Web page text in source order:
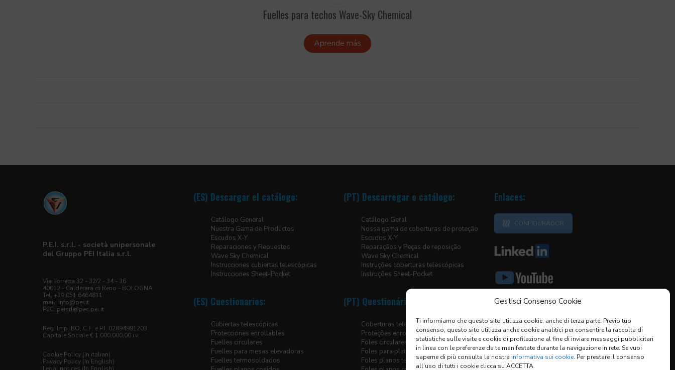
Gestisci Consenso Cookie
Ti informiamo che questo sito utilizza cookie, anche di terza parte. Previo tuo
consenso, questo sito utilizza anche cookie analitici per consentire la raccolta di
statistiche sulle visite e cookie di profilazione al fine di inviare messaggi pubblicitari
in linea con le preferenze da te manifestate durante la navigazione in rete. Se vuoi
saperne di più consulta la nostra informativa sui cookie. Per prestare il consenso
all’uso di tutti i cookie clicca su ACCETTA.
Fuelles para techos Wave-Sky Chemical
Aprende más
P.E.I. s.r.l. - società unipersonale
del Gruppo PEI Italia s.r.l.
Via Torretta 32 - 32/2 - 34 - 36
40012 - Calderara di Reno - BOLOGNA
Tel. +39 051 6464811
mail: info@pei.it
PEC: peisrl@pec.pei.it
Reg. Imp. BO, C.F. e P.I. 02894991203
Capitale Sociale € 1.000.000,00 i.v.
Cookie Policy (In italian)
Privacy Policy (In English)
Legal notices (In English)
(ES) Descargar el catálogo:
Catálogo General
Nuestra Gama de Productos
Escudos X-Y
Reparaciones y Repuestos
Wave Sky Chemical
Instrucciones cubiertas telescópicas
Instrucciones Sheet-Pocket
(ES) Cuestionarios:
Cubiertas telescópicas
Protecciones enrollables
Fuelles circulares
Fuelles para mesas elevadoras
Fuelles termosoldados
(PT) Descarregar o catálogo:
Catálogo Geral
Nossa gama de coberturas de proteção
Escudos X-Y
Reparaçãos y Peças de reposição
Wave Sky Chemical
Instruções coberturas telescópicas
Instruções Sheet-Pocket
(PT) Questionários:
Coberturas telescópicas
Proteções enrolar
Foles circulares
Foles para plataformas elevatórias
Foles planos termossoldados
Enlaces:
CONFIGURADOR